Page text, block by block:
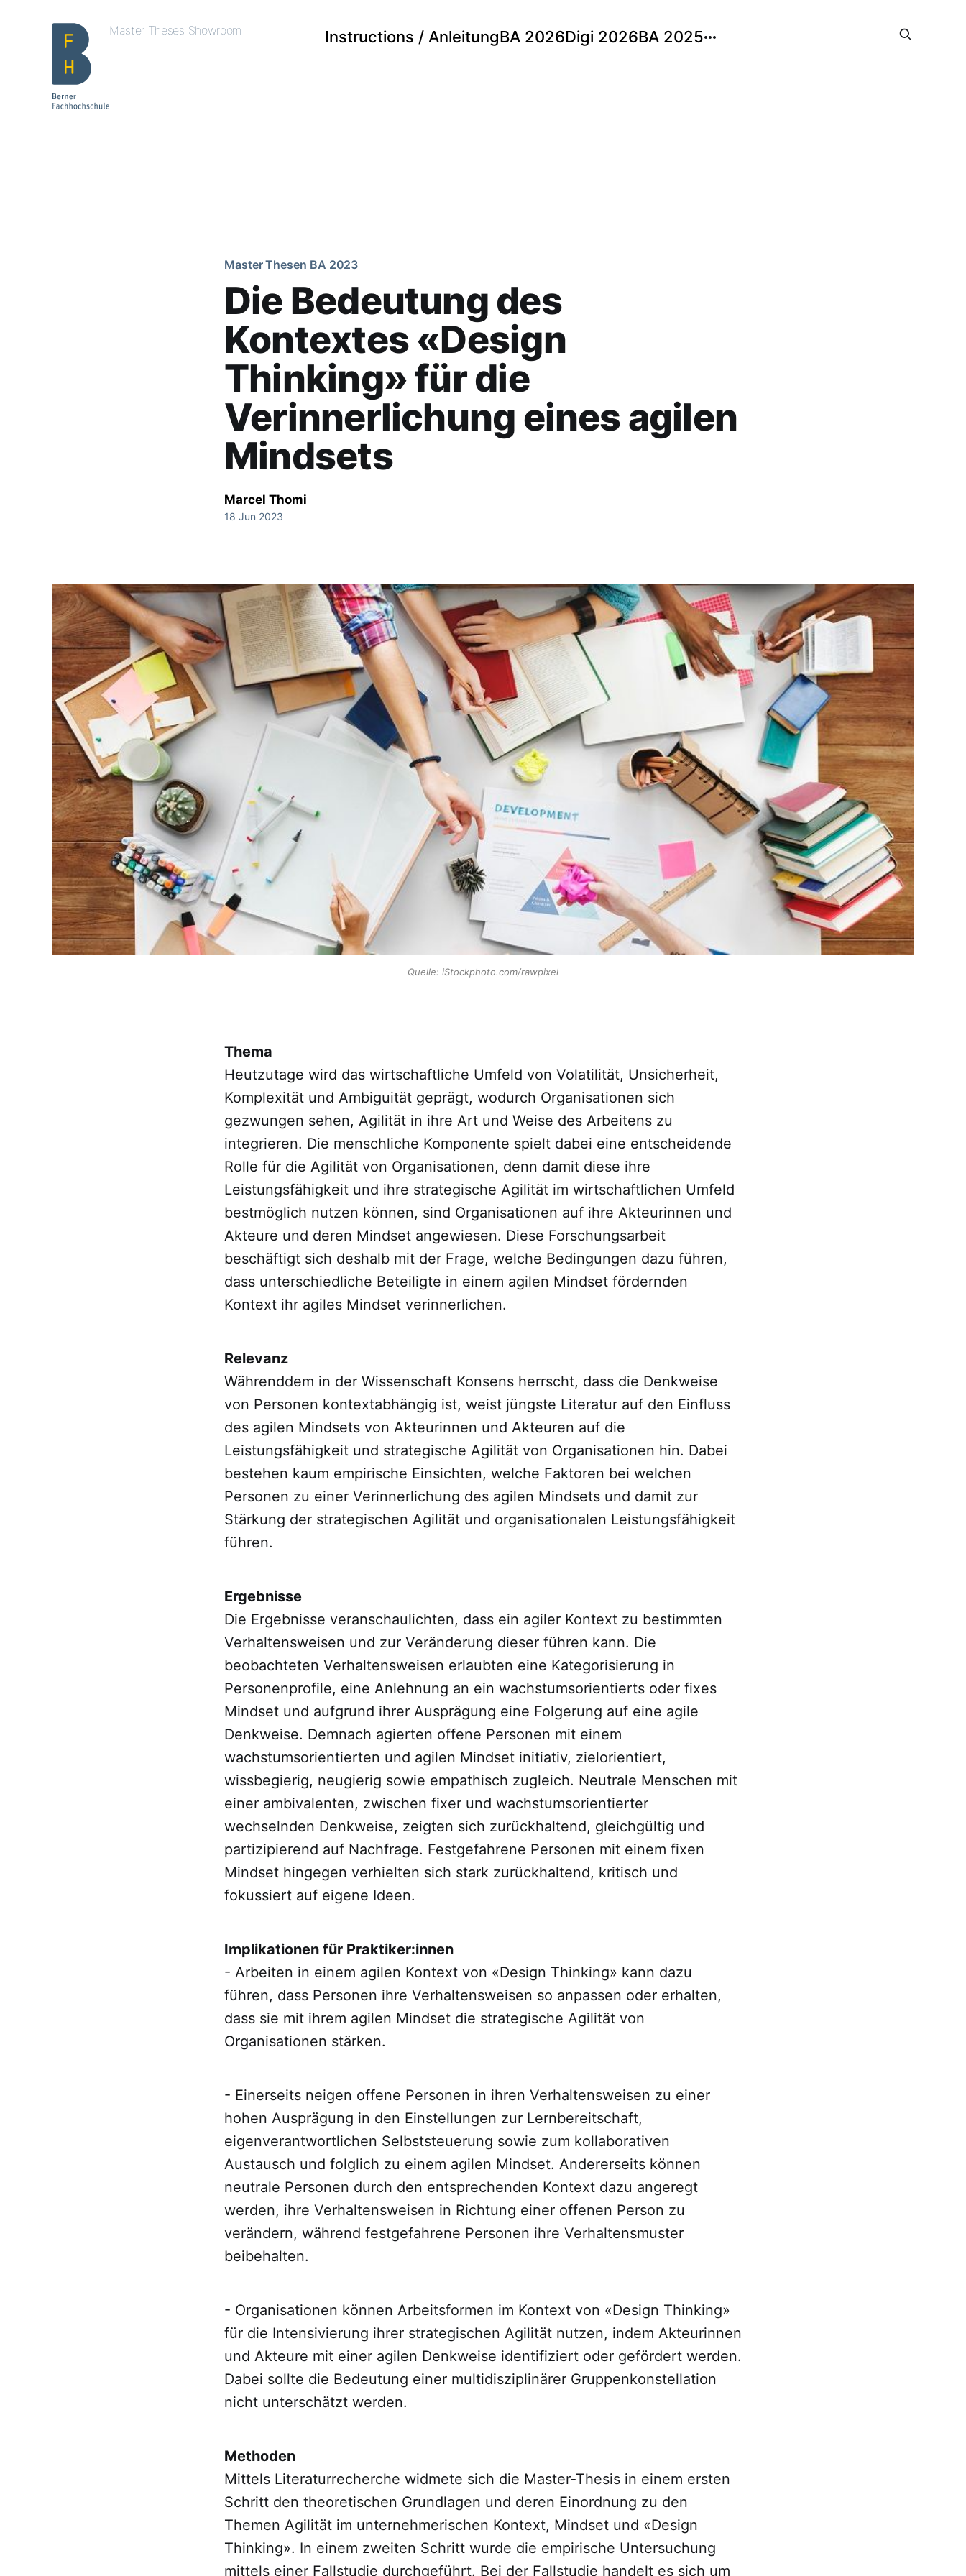
Master Theses Showroom Instructions / AnleitungBA 2026Digi 2026BA 2025
Master Thesen BA 2023
Die Bedeutung des
Kontextes «Design
Thinking» für die
Verinnerlichung eines agilen
Mindsets
Marcel Thomi
18 Jun 2023
Quelle: iStockphoto.com/rawpixel
Thema
Heutzutage wird das wirtschaftliche Umfeld von Volatilität, Unsicherheit,
Komplexität und Ambiguität geprägt, wodurch Organisationen sich
gezwungen sehen, Agilität in ihre Art und Weise des Arbeitens zu
integrieren. Die menschliche Komponente spielt dabei eine entscheidende
Rolle für die Agilität von Organisationen, denn damit diese ihre
Leistungsfähigkeit und ihre strategische Agilität im wirtschaftlichen Umfeld
bestmöglich nutzen können, sind Organisationen auf ihre Akteurinnen und
Akteure und deren Mindset angewiesen. Diese Forschungsarbeit
beschäftigt sich deshalb mit der Frage, welche Bedingungen dazu führen,
dass unterschiedliche Beteiligte in einem agilen Mindset fördernden
Kontext ihr agiles Mindset verinnerlichen.
Relevanz
Währenddem in der Wissenschaft Konsens herrscht, dass die Denkweise
von Personen kontextabhängig ist, weist jüngste Literatur auf den Einfluss
des agilen Mindsets von Akteurinnen und Akteuren auf die
Leistungsfähigkeit und strategische Agilität von Organisationen hin. Dabei
bestehen kaum empirische Einsichten, welche Faktoren bei welchen
Personen zu einer Verinnerlichung des agilen Mindsets und damit zur
Stärkung der strategischen Agilität und organisationalen Leistungsfähigkeit
führen.
Ergebnisse
Die Ergebnisse veranschaulichten, dass ein agiler Kontext zu bestimmten
Verhaltensweisen und zur Veränderung dieser führen kann. Die
beobachteten Verhaltensweisen erlaubten eine Kategorisierung in
Personenprofile, eine Anlehnung an ein wachstumsorientierts oder fixes
Mindset und aufgrund ihrer Ausprägung eine Folgerung auf eine agile
Denkweise. Demnach agierten offene Personen mit einem
wachstumsorientierten und agilen Mindset initiativ, zielorientiert,
wissbegierig, neugierig sowie empathisch zugleich. Neutrale Menschen mit
einer ambivalenten, zwischen fixer und wachstumsorientierter
wechselnden Denkweise, zeigten sich zurückhaltend, gleichgültig und
partizipierend auf Nachfrage. Festgefahrene Personen mit einem fixen
Mindset hingegen verhielten sich stark zurückhaltend, kritisch und
fokussiert auf eigene Ideen.
Implikationen für Praktiker:innen
- Arbeiten in einem agilen Kontext von «Design Thinking» kann dazu
führen, dass Personen ihre Verhaltensweisen so anpassen oder erhalten,
dass sie mit ihrem agilen Mindset die strategische Agilität von
Organisationen stärken.
- Einerseits neigen offene Personen in ihren Verhaltensweisen zu einer
hohen Ausprägung in den Einstellungen zur Lernbereitschaft,
eigenverantwortlichen Selbststeuerung sowie zum kollaborativen
Austausch und folglich zu einem agilen Mindset. Andererseits können
neutrale Personen durch den entsprechenden Kontext dazu angeregt
werden, ihre Verhaltensweisen in Richtung einer offenen Person zu
verändern, während festgefahrene Personen ihre Verhaltensmuster
beibehalten.
- Organisationen können Arbeitsformen im Kontext von «Design Thinking»
für die Intensivierung ihrer strategischen Agilität nutzen, indem Akteurinnen
und Akteure mit einer agilen Denkweise identifiziert oder gefördert werden.
Dabei sollte die Bedeutung einer multidisziplinärer Gruppenkonstellation
nicht unterschätzt werden.
Methoden
Mittels Literaturrecherche widmete sich die Master-Thesis in einem ersten
Schritt den theoretischen Grundlagen und deren Einordnung zu den
Themen Agilität im unternehmerischen Kontext, Mindset und «Design
Thinking». In einem zweiten Schritt wurde die empirische Untersuchung
mittels einer Fallstudie durchgeführt. Bei der Fallstudie handelt es sich um